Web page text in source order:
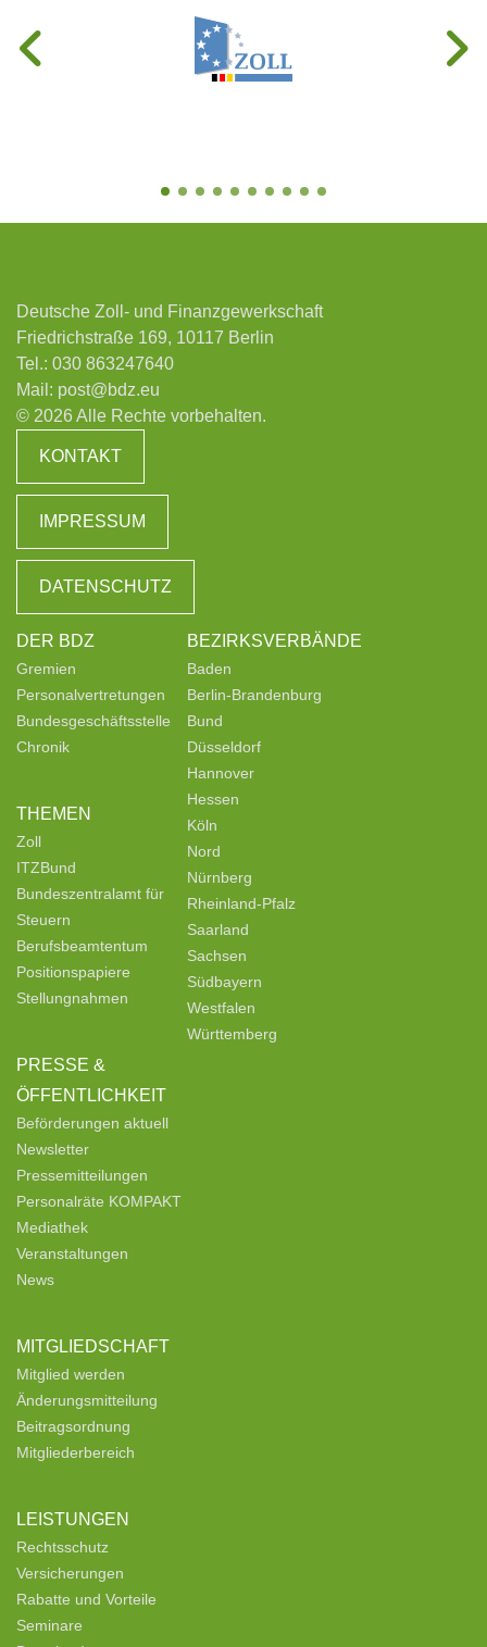
Deutsche Zoll- und Finanzgewerkschaft
Friedrichstraße 169, 10117 Berlin
Tel.: 030 863247640
Mail: post@bdz.eu
© 2026 Alle Rechte vorbehalten.
KONTAKT
IMPRESSUM
DATENSCHUTZ
DER BDZ
Gremien
Personalvertretungen
Bundesgeschäftsstelle
Chronik
THEMEN
Zoll
ITZBund
Bundeszentralamt für
Steuern
Berufsbeamtentum
Positionspapiere
Stellungnahmen
PRESSE &
ÖFFENTLICHKEIT
Beförderungen aktuell
Newsletter
Pressemitteilungen
Personalräte KOMPAKT
Mediathek
Veranstaltungen
News
MITGLIEDSCHAFT
Mitglied werden
Änderungsmitteilung
Beitragsordnung
Mitgliederbereich
LEISTUNGEN
Rechtsschutz
Versicherungen
Rabatte und Vorteile
Seminare
BEZIRKSVERBÄNDE
Baden
Berlin-Brandenburg
Bund
Düsseldorf
Hannover
Hessen
Köln
Nord
Nürnberg
Rheinland-Pfalz
Saarland
Sachsen
Südbayern
Westfalen
Württemberg